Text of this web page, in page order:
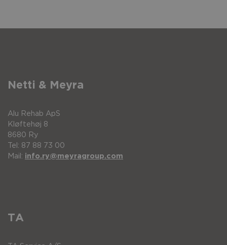
Netti & Meyra
Alu Rehab ApS
Kløftehøj 8
8680 Ry
Tel: 87 88 73 00
Mail: info.ry@meyragroup.com
TA